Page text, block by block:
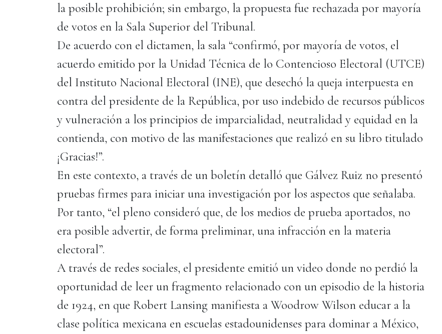
la posible prohibición; sin embargo, la propuesta fue rechazada por mayoría
de votos en la Sala Superior del Tribunal.
De acuerdo con el dictamen, la sala “confirmó, por mayoría de votos, el
acuerdo emitido por la Unidad Técnica de lo Contencioso Electoral (UTCE)
del Instituto Nacional Electoral (INE), que desechó la queja interpuesta en
contra del presidente de la República, por uso indebido de recursos públicos
y vulneración a los principios de imparcialidad, neutralidad y equidad en la
contienda, con motivo de las manifestaciones que realizó en su libro titulado
¡Gracias!”.
En este contexto, a través de un boletín detalló que Gálvez Ruiz no presentó
pruebas firmes para iniciar una investigación por los aspectos que señalaba.
Por tanto, “el pleno consideró que, de los medios de prueba aportados, no
era posible advertir, de forma preliminar, una infracción en la materia
electoral”.
A través de redes sociales, el presidente emitió un video donde no perdió la
oportunidad de leer un fragmento relacionado con un episodio de la historia
de 1924, en que Robert Lansing manifiesta a Woodrow Wilson educar a la
clase política mexicana en escuelas estadounidenses para dominar a México,